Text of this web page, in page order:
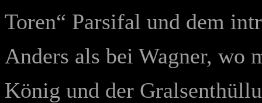
Toren“ Parsifal und dem
Anders als bei Wagner, wo
König und der